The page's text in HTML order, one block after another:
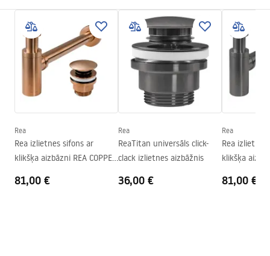
Krāsa
Melns
Apdare
Matēts
Garums
600mm
Platums
370mm
Augstums
140mm
90mm
Forma
Pieskarieties atverei
Jā
Pārplūdes caurums
Uzstādīšanas instrukcijas
Basin.pdf
Garantijas noteikumi
Warranty_Terms_and_Conditions_Basins_-_5.pdf
Rea
Rea izlietnes sifons ar
klikšķa aizbāzni REA COPPER
81,00 €
Rea
ReaTitan universāls click-
clack izlietnes aizbāžnis
36,00 €
Rea
Rea
klikšķa
81,00 €